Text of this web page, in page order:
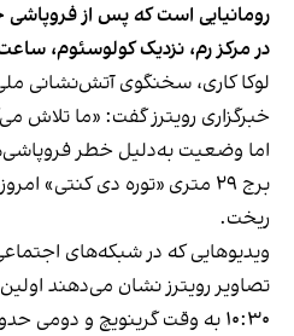
رومانیایی است که پس از
در مرکز رم، نزدیک کولوسئوم،
خبرگزاری رویترز گفت: «ما تلاش
اما وضعیت به‌دلیل خطر
برج ۲۹ متری «توره دی کنتی»
ریخت.
ویدیوهایی که در شبکه‌های
تصاویر رویترز نشان می‌دهند
۱۰:۳۰ به وقت گرینویچ و دومی حدود ۹۰ دقیقه بعد رخ داد.